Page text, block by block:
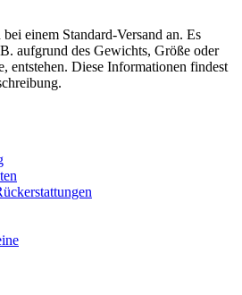
einem Standard-Versand an. Es
aufgrund des Gewichts, Größe oder
entstehen. Diese Informationen findest